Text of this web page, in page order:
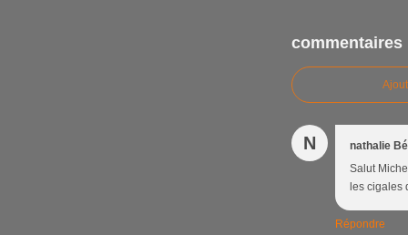
commentaires
N
nathalie
Salut
les cigales
Répondre